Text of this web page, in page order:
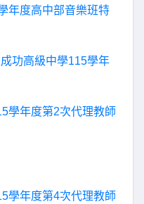
年度高中部音樂班特
功高級中學115學年
學年度第2次代理教師
學年度第4次代理教師